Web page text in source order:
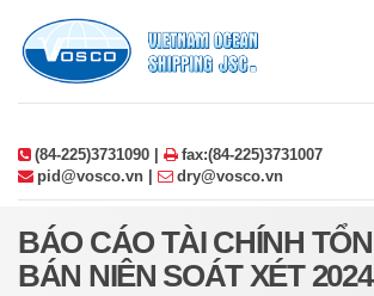
(84-225)3731090 |
fax:(84-225)3731007
pid@vosco.vn |
dry@vosco.vn
BÁO CÁO TÀI CHÍNH
BÁN NIÊN SOÁT XÉT 2024